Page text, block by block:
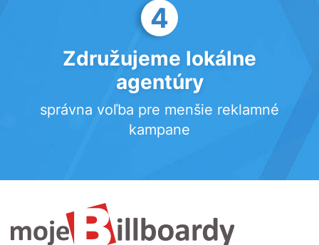
4
Združujeme lokálne
agentúry
správna voľba pre menšie reklamné
kampane